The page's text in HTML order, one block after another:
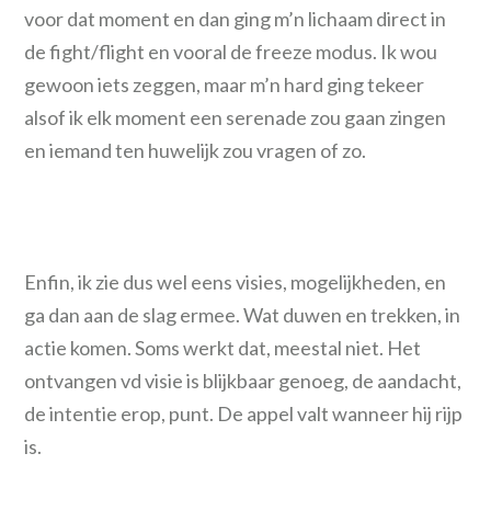
voor dat moment en dan ging m’n lichaam direct in
de fight/flight en vooral de freeze modus. Ik wou
gewoon iets zeggen, maar m’n hard ging tekeer
alsof ik elk moment een serenade zou gaan zingen
en iemand ten huwelijk zou vragen of zo.
Enfin, ik zie dus wel eens visies, mogelijkheden, en
ga dan aan de slag ermee. Wat duwen en trekken, in
actie komen. Soms werkt dat, meestal niet. Het
ontvangen vd visie is blijkbaar genoeg, de aandacht,
de intentie erop, punt. De appel valt wanneer hij rijp
is.